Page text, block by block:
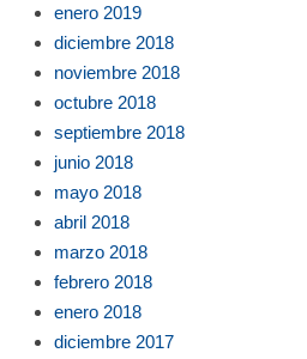
enero 2019
diciembre 2018
noviembre 2018
octubre 2018
septiembre 2018
junio 2018
mayo 2018
abril 2018
marzo 2018
febrero 2018
enero 2018
diciembre 2017